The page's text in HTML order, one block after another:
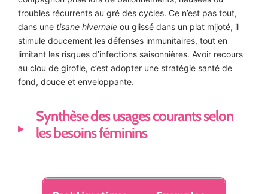
troubles récurrents au gré des cycles. Ce n’est pas tout,
dans une tisane hivernale ou glissé dans un plat mijoté, il
stimule doucement les défenses immunitaires, tout en
limitant les risques d’infections saisonnières. Avoir recours
au clou de girofle, c’est adopter une stratégie santé de
fond, douce et enveloppante.
Synthèse des usages courants selon
les besoins féminins